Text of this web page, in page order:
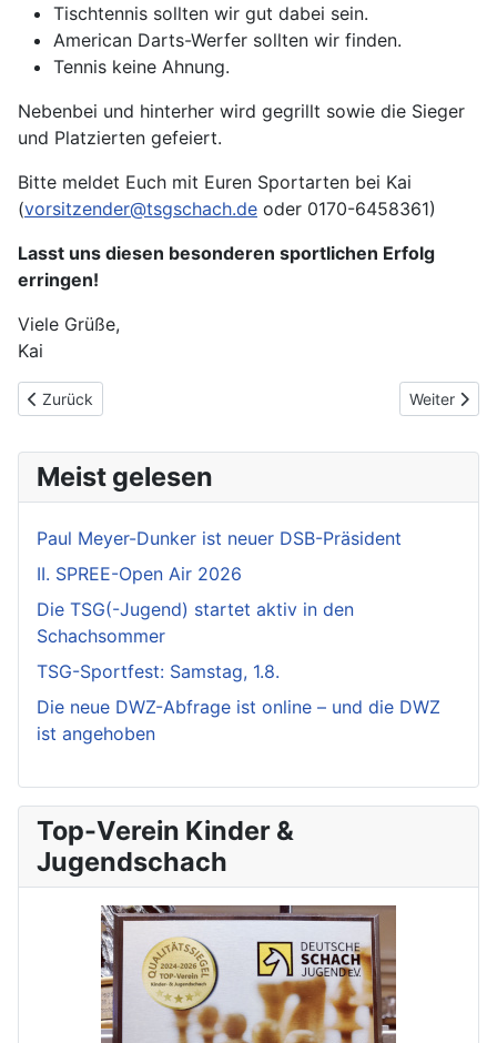
Tischtennis sollten wir gut dabei sein.
American Darts-Werfer sollten wir finden.
Tennis keine Ahnung.
Nebenbei und hinterher wird gegrillt sowie die Sieger
und Platzierten gefeiert.
Bitte meldet Euch mit Euren Sportarten bei Kai
(vorsitzender@tsgschach.de oder 0170-6458361)
Lasst uns diesen besonderen sportlichen Erfolg
erringen!
Viele Grüße,
Kai
Vorheriger Beitrag: TSG bei Bildungsspender
Zurück Nächster
Weiter
Meist gelesen
Paul Meyer-Dunker ist neuer DSB-Präsident
II. SPREE-Open Air 2026
Die TSG(-Jugend) startet aktiv in den
Schachsommer
TSG-Sportfest: Samstag, 1.8.
Die neue DWZ-Abfrage ist online – und die DWZ
ist angehoben
Top-Verein Kinder &
Jugendschach